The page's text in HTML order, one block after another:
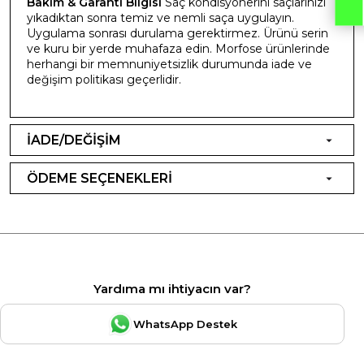
yıkadıktan sonra temiz ve nemli saça uygulayın.
Uygulama sonrası durulama gerektirmez. Ürünü serin
ve kuru bir yerde muhafaza edin. Morfose ürünlerinde
herhangi bir memnuniyetsizlik durumunda iade ve
değişim politikası geçerlidir.
İADE/DEĞİŞİM
ÖDEME SEÇENEKLERİ
Yardıma mı ihtiyacın var?
WhatsApp Destek